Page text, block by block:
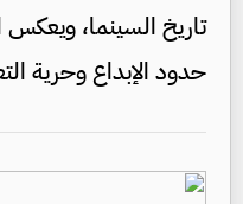
تاريخ السينما،
حدود الإبداع وحرية